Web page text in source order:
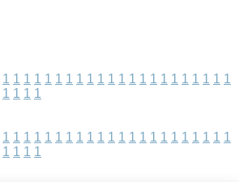
1 1 1 1 1 1 1 1 1 1 1 1 1 1 1 1 1 1 1 1 1 1
1 1 1 1
1 1 1 1 1 1 1 1 1 1 1 1 1 1 1 1 1 1 1 1 1 1
1 1 1 1